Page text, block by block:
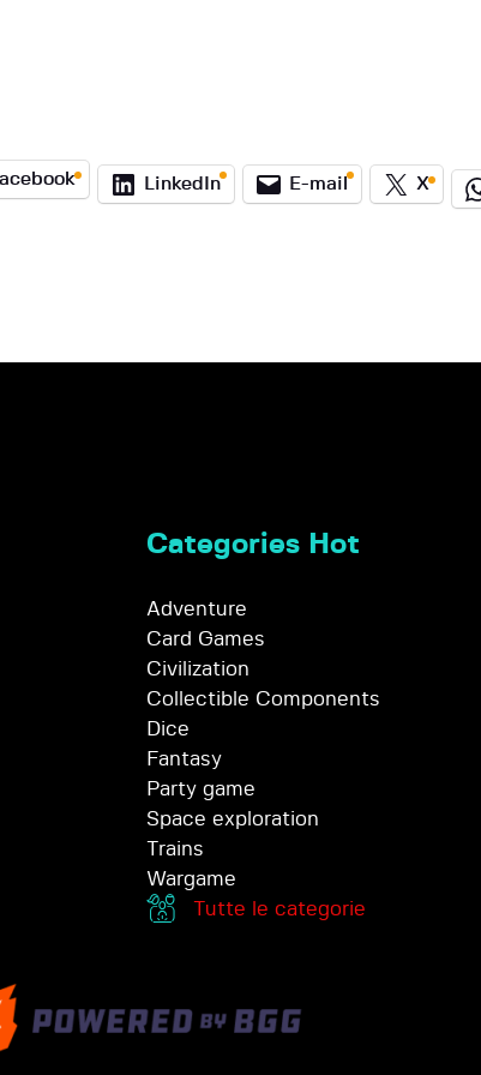
LinkedIn E-mail X
Categories Hot
Adventure
Card Games
Civilization
Collectible Components
Dice
Fantasy
Party game
Space exploration
Trains
Wargame
Tutte le categorie